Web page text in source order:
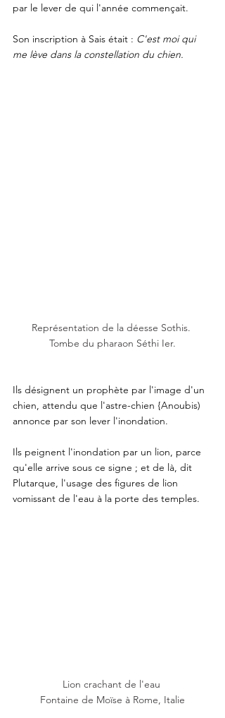
par le lever de qui l'année commençait.
Son inscription à Sais était : C'est moi qui
me lève dans la constellation du chien.
Représentation de la déesse Sothis.
Tombe du pharaon Séthi Ier.
Ils désignent un prophète par l'image d'un
chien, attendu que l'astre-chien {Anoubis)
annonce par son lever l'inondation.
Ils peignent l'inondation par un lion, parce
qu'elle arrive sous ce signe ; et de là, dit
Plutarque, l'usage des figures de lion
vomissant de l'eau à la porte des temples.
Lion crachant de l'eau
Fontaine de Moïse à Rome, Italie